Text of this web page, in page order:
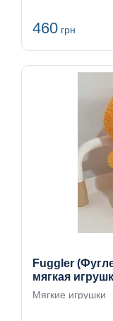
460 грн
Fuggler
мягкая
Мягкие игрушки